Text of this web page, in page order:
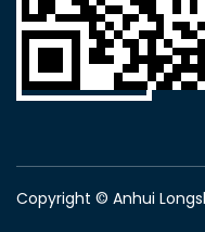
Copyright © Anhui